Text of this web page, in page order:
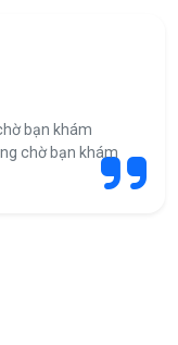
bạn khám
chờ bạn khám